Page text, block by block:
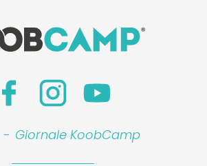
- Giornale KoobCamp